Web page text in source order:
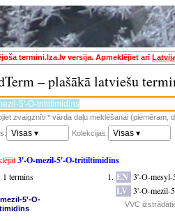
termini.lza.lv versija. Apmeklējiet arī
– plašākā latviešu
zvaigznīti * vārda daļu meklēšanai (piemēram,
Visas ▾ Kolekcijas: Visas ▾
3'-O-mezil-5'-O-tritiltimidīns
1 termins
5'-O-
EN 3'-O-
LV 3'-O-mezil-
VVC